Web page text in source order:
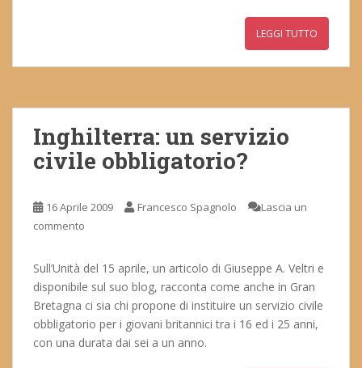
LEGGI TUTTO
Inghilterra: un servizio
civile obbligatorio?
16 Aprile 2009 Francesco Spagnolo
Lascia un
commento
Sull’Unità del 15 aprile, un articolo di Giuseppe A. Veltri e
disponibile sul suo blog, racconta come anche in Gran
Bretagna ci sia chi propone di instituire un servizio civile
obbligatorio per i giovani britannici tra i 16 ed i 25 anni,
con una durata dai sei a un anno.